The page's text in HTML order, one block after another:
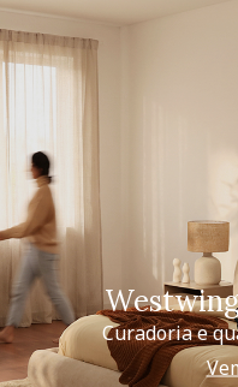
Curadoria e